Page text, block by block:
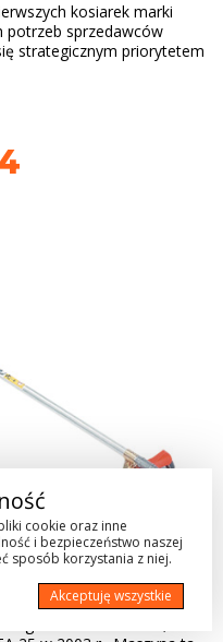
kosiarek marki
potrzeb sprzedawców
strategicznym priorytetem
Kosa SPARTA 26
cookie oraz inne
i bezpieczeństwo naszej
sposób korzystania z niej.
Akceptuję wszystkie